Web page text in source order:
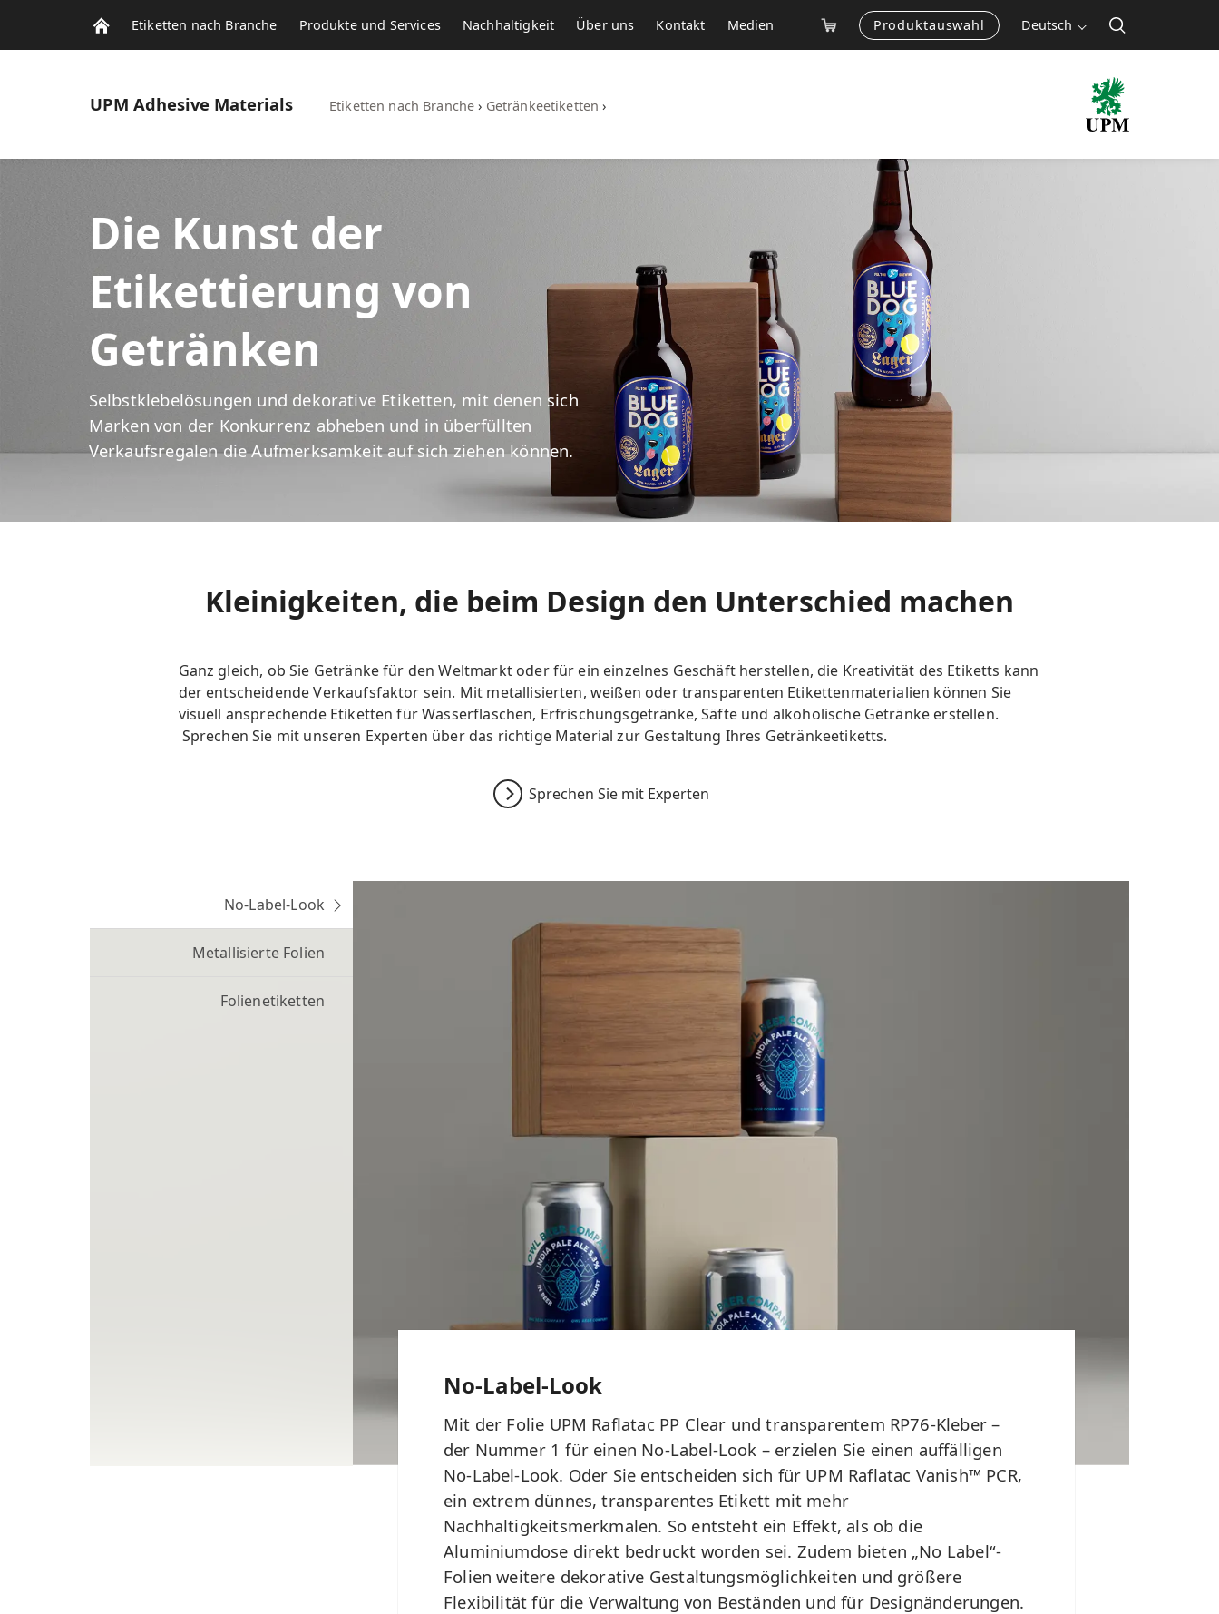
Produktauswahl Deutsch
Etiketten nach Branche Produkte und Services Nachhaltigkeit Über uns Kontakt Medien
UPM Adhesive Materials Etiketten nach Branche › Getränkeetiketten ›
Die Kunst der
Etikettierung von
Getränken
Selbstklebelösungen und dekorative Etiketten, mit denen sich
Marken von der Konkurrenz abheben und in überfüllten
Verkaufsregalen die Aufmerksamkeit auf sich ziehen können.
Kleinigkeiten, die beim Design den Unterschied machen
Ganz gleich, ob Sie Getränke für den Weltmarkt oder für ein einzelnes Geschäft herstellen, die Kreativität des Etiketts kann
der entscheidende Verkaufsfaktor sein. Mit metallisierten, weißen oder transparenten Etikettenmaterialien können Sie
visuell ansprechende Etiketten für Wasserflaschen, Erfrischungsgetränke, Säfte und alkoholische Getränke erstellen.
Sprechen Sie mit unseren Experten über das richtige Material zur Gestaltung Ihres Getränkeetiketts.
Sprechen Sie mit Experten
No-Label-Look
Metallisierte Folien
Folienetiketten
No-Label-Look
Mit der Folie UPM Raflatac PP Clear und transparentem RP76-Kleber –
der Nummer 1 für einen No-Label-Look – erzielen Sie einen auffälligen
No-Label-Look. Oder Sie entscheiden sich für UPM Raflatac Vanish™ PCR,
ein extrem dünnes, transparentes Etikett mit mehr
Nachhaltigkeitsmerkmalen. So entsteht ein Effekt, als ob die
Aluminiumdose direkt bedruckt worden sei. Zudem bieten „No Label“-
Folien weitere dekorative Gestaltungsmöglichkeiten und größere
Flexibilität für die Verwaltung von Beständen und für Designänderungen.